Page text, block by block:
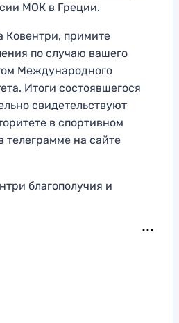
МОК в Греции.
Ковентри, примите
по случаю вашего
Международного
Итоги состоявшегося
свидетельствуют
в спортивном
телеграмме на сайте
благополучия и